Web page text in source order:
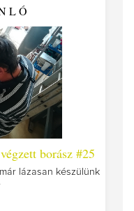
borász #25
lázasan készülünk